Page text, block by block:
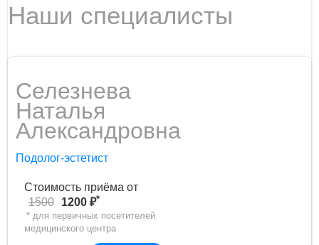
Наши специалисты
Селезнева
Наталья
Александровна
Подолог-эстетист
Стоимость приёма от
1500
1200 ₽*
* для первичных посетителей
медицинского центра